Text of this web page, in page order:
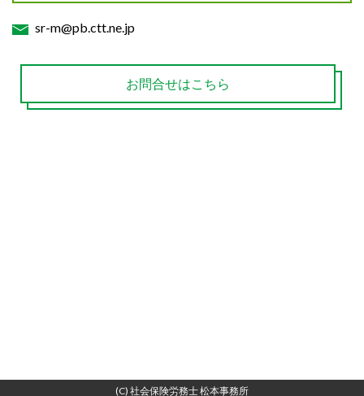
sr-m@pb.ctt.ne.jp
お問合せはこちら
(C) 社会保険労務士 松本事務所